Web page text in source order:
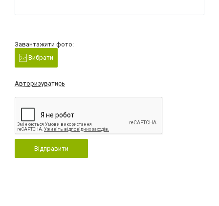
Завантажити фото:
Вибрати
Авторизуватись
Відправити